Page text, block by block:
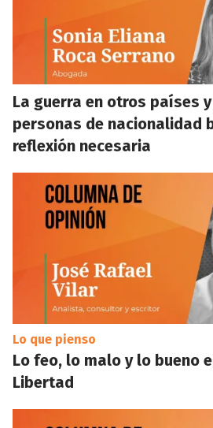
La guerra en otros países
personas de nacionalidad
reflexión necesaria
Lo que pienso
Lo feo, lo malo y lo bueno
Libertad